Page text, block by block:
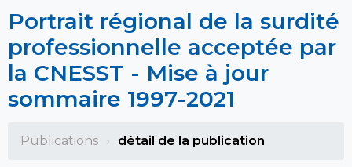
Portrait régional de la surdité
professionnelle acceptée par
la CNESST - Mise à jour
sommaire 1997-2021
Publications détail de la publication